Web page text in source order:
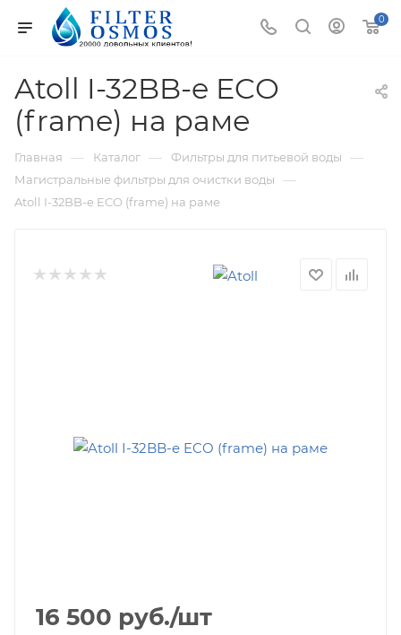
0
Atoll I-32BB-e ECO
(frame) на раме
Главная — Каталог — Фильтры для питьевой воды —
Магистральные фильтры для очистки воды —
Atoll I-32BB-e ECO (frame) на раме
16 500 руб./шт